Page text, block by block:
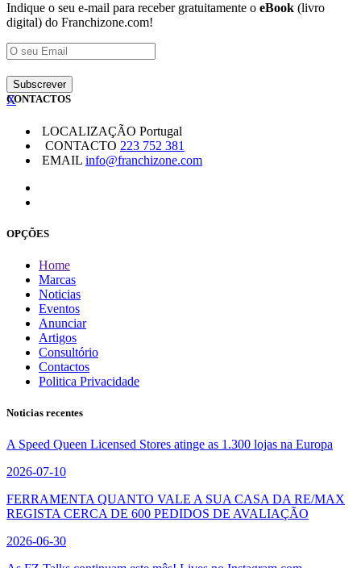
Indique o seu e-mail para receber gratuitamente o eBook (livro
digital) do Franchizone.com!
X
CONTACTOS
LOCALIZAÇÃO Portugal
CONTACTO 223 752 381
EMAIL info@franchizone.com
OPÇÕES
Home
Marcas
Noticias
Eventos
Anunciar
Artigos
Consultório
Contactos
Politica Privacidade
Noticias recentes
A Speed Queen Licensed Stores atinge as 1.300 lojas na Europa
2026-07-10
FERRAMENTA QUANTO VALE A SUA CASA DA RE/MAX
REGISTA CERCA DE 600 PEDIDOS DE AVALIAÇÃO
2026-06-30